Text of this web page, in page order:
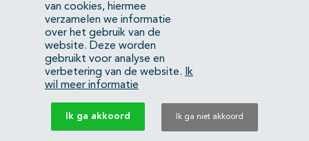
Contact
Mercatorlaan 1200
3528 BL Utrecht
(088) 505 34 34
info@richtlijnendatabase.nl
van cookies, hiermee
verzamelen we informatie
over het gebruik van de
website. Deze worden
gebruikt voor analyse en
verbetering van de website.
Ik
wil meer informatie
Ik ga akkoord Ik ga niet akkoord